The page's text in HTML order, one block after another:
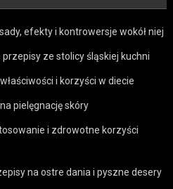
efekty i kontrowersje wokół niej
ze stolicy śląskiej kuchni
i korzyści w diecie
pielęgnację skóry
i zdrowotne korzyści
na ostre dania i pyszne desery